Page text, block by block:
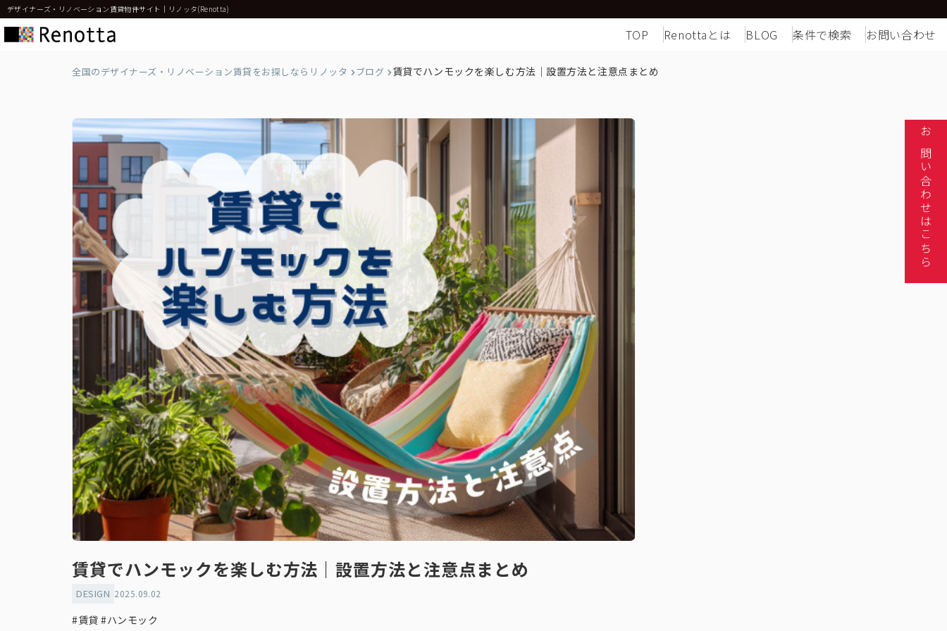
デザイナーズ・リノベーション賃貸物件サイト｜リノッタ(Renotta)
TOP Renottaとは BLOG 条件で検索 お問い合わせ
全国のデザイナーズ・リノベーション賃貸をお探しならリノッタ ブログ 賃貸でハンモックを楽しむ方法｜設置方法と注意点まとめ
賃貸でハンモックを楽しむ方法｜設置方法と注意点まとめ
DESIGN 2025.09.02
#賃貸 #ハンモック
お問い合わせはこちら